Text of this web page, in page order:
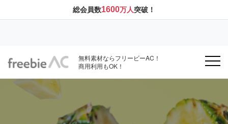
総会員数1600万人突破！
無料素材ならフリービーAC！
商用利用もOK！